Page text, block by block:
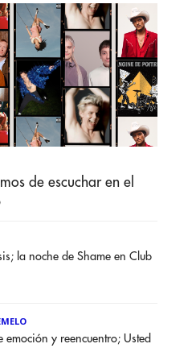
de escuchar en el
la noche de Shame en Club
emoción y reencuentro; Usted